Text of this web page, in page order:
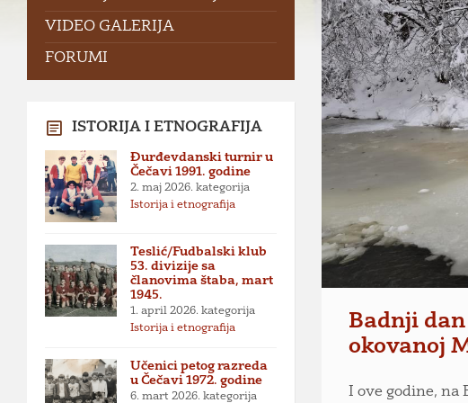
Badnji
okovanoj
I ove godine, na
VIDEO GALERIJA
FORUMI
ISTORIJA I ETNOGRAFIJA
Đurđevdanski turnir u
Čečavi 1991. godine
2. maj 2026. kategorija
Istorija i etnografija
Teslić/Fudbalski klub
53. divizije sa
članovima štaba, mart
1945.
1. april 2026. kategorija
Istorija i etnografija
Učenici petog razreda
u Čečavi 1972. godine
6. mart 2026. kategorija